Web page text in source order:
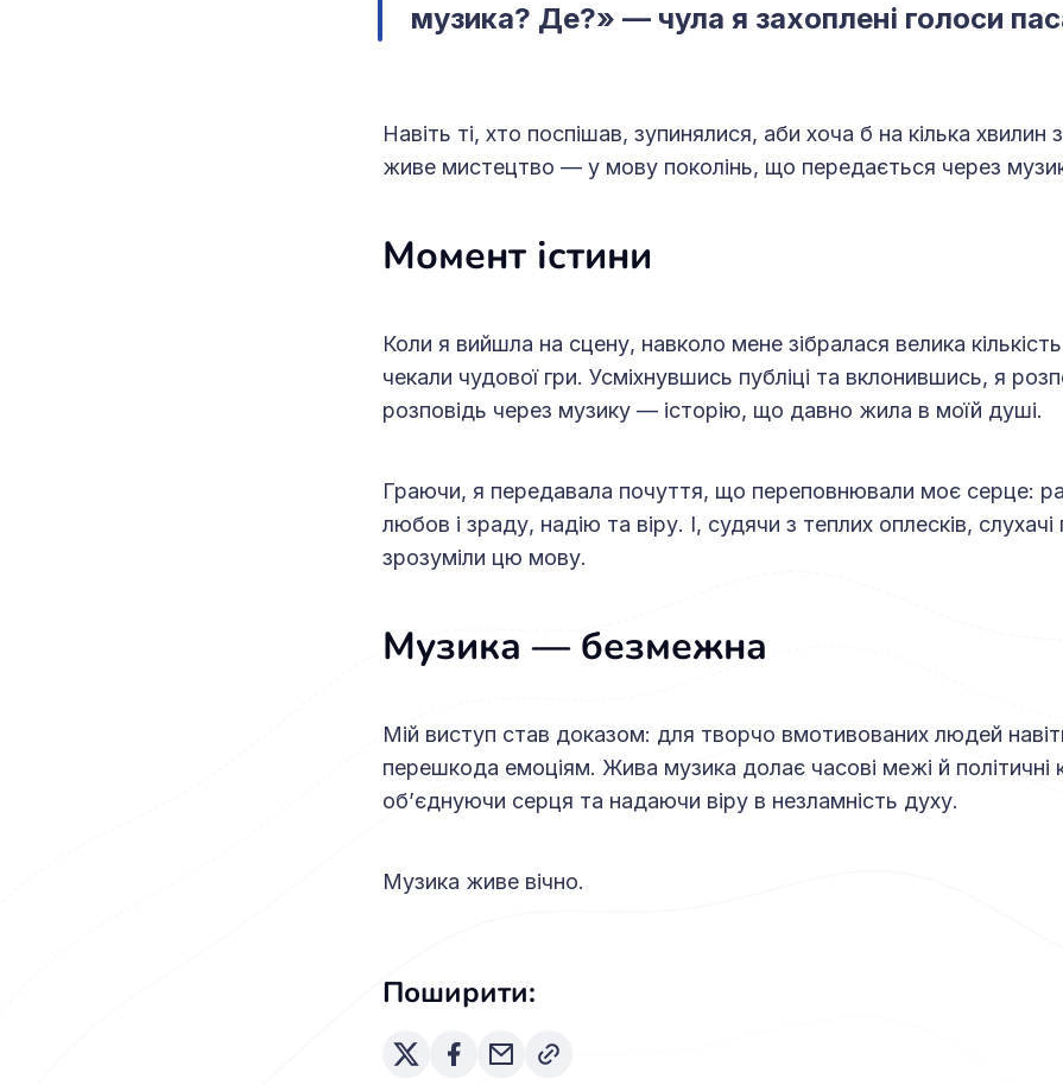
музика? Де?» — чула я захоплені голоси
Навіть ті, хто поспішав, зупинялися, аби хоча б на кілька хвилин
живе мистецтво — у мову поколінь, що передається через
Момент істини
Коли я вийшла на сцену, навколо мене зібралася велика
чекали чудової гри. Усміхнувшись публіці та вклонившись, я
розповідь через музику — історію, що давно жила в моїй душі.
Граючи, я передавала почуття, що переповнювали моє серце:
любов і зраду, надію та віру. І, судячи з теплих оплесків, слухачі
зрозуміли цю мову.
Музика — безмежна
Мій виступ став доказом: для творчо вмотивованих людей
перешкода емоціям. Жива музика долає часові межі й політичні
об’єднуючи серця та надаючи віру в незламність духу.
Музика живе вічно.
Поширити: